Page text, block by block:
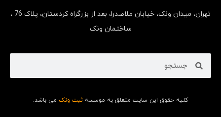
تهران، میدان ونک، خیابان ملاصدرا، بعد از بزرگراه کردستان، پلاک 76 ،
ساختمان ونک
کلیه حقوق این سایت متعلق به موسسه ثبت ونک می باشد.